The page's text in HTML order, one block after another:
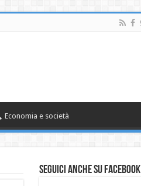
Economia e società
Seguici anche su Facebook